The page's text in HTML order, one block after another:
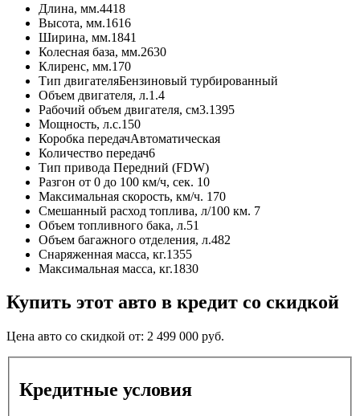
Длина, мм.4418
Высота, мм.1616
Ширина, мм.1841
Колесная база, мм.2630
Клиренс, мм.170
Тип двигателяБензиновый турбированный
Объем двигателя, л.1.4
Рабочий объем двигателя, см3.1395
Мощность, л.с.150
Коробка передачАвтоматическая
Количество передач6
Тип привода Передний (FDW)
Разгон от 0 до 100 км/ч, сек. 10
Максимальная скорость, км/ч. 170
Смешанный расход топлива, л/100 км. 7
Объем топливного бака, л.51
Объем багажного отделения, л.482
Снаряженная масса, кг.1355
Максимальная масса, кг.1830
Купить этот авто в кредит со скидкой
Цена авто со скидкой от: 2 499 000 руб.
Кредитные условия